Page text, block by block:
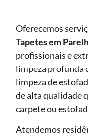
Oferecemos
Tapetesem
profissionais e
limpeza profunda
limpeza de
de alta qualidade
carpete ou
Atendemos